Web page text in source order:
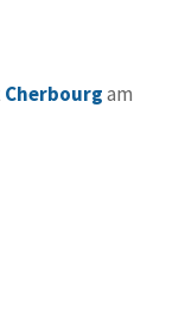
Cherbourgam